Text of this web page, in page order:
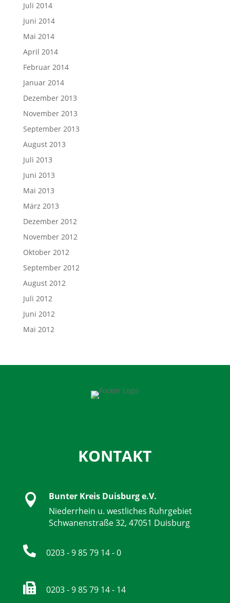
Juli 2014
Juni 2014
Mai 2014
April 2014
Februar 2014
Januar 2014
Dezember 2013
November 2013
September 2013
August 2013
Juli 2013
Juni 2013
Mai 2013
März 2013
Dezember 2012
November 2012
Oktober 2012
September 2012
August 2012
Juli 2012
Juni 2012
Mai 2012
KONTAKT

Bunter Kreis Duisburg e.V.
Niederrhein u. westliches Ruhrgebiet
Schwanenstraße 32, 47051 Duisburg
 0203 - 9 85 79 14 - 0
 0203 - 9 85 79 14 - 14